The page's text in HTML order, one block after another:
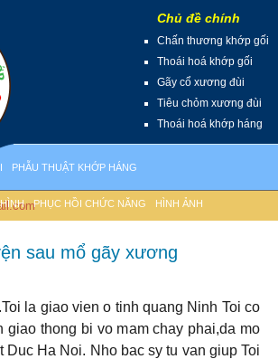
PHẪU THUẬT KHỚP HÁNG
PHỤC HỒI CHỨC NĂNG HÌNH ẢNH
Chủ đề chính
Chấn thương khớp gối
Thoái hoá khớp gối
Gãy cổ xương đùi
Tiêu chỏm xương đùi
Thoái hoá khớp háng
sau mổ gãy xương
la giao vien o tinh quang Ninh Toi co
giao thong bi vo mam chay phai,da mo
Duc Ha Noi. Nho bac sy tu van giup Toi